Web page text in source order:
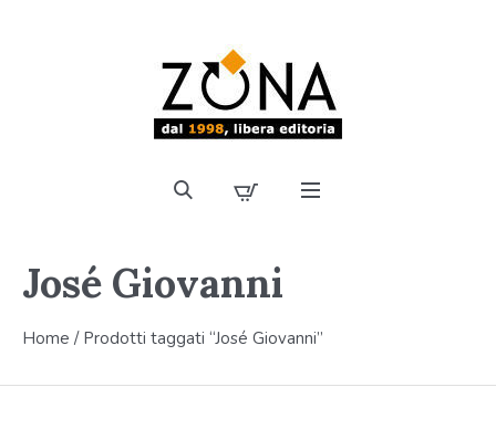
José Giovanni
Home / Prodotti taggati “José Giovanni”